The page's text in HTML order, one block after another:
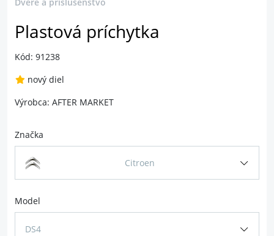
Plastová príchytka
Kód: 91238
nový diel
Výrobca: AFTER MARKET
Značka
Citroen
Model
DS4